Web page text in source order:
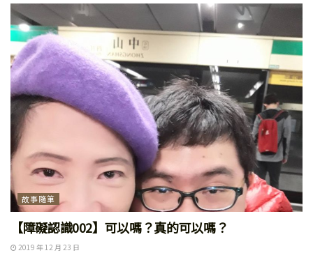
故事隨筆
【障礙認識002】可以嗎？真的可以嗎？
2019 年 12 月 23 日